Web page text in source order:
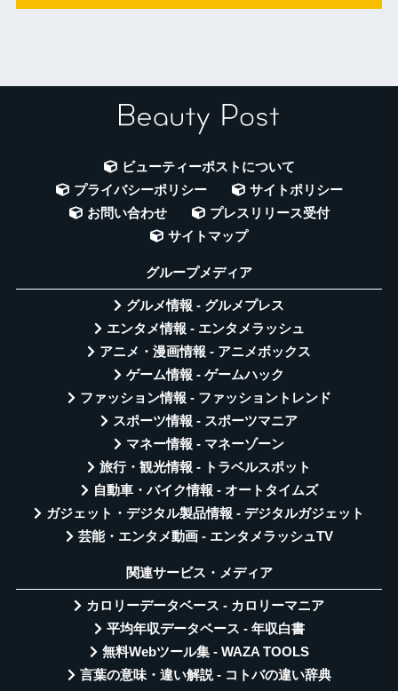
ビューティーポストについて
プライバシーポリシー
サイトポリシー
お問い合わせ
プレスリリース受付
サイトマップ
グループメディア
グルメ情報 - グルメプレス
エンタメ情報 - エンタメラッシュ
アニメ・漫画情報 - アニメボックス
ゲーム情報 - ゲームハック
ファッション情報 - ファッショントレンド
スポーツ情報 - スポーツマニア
マネー情報 - マネーゾーン
旅行・観光情報 - トラベルスポット
自動車・バイク情報 - オートタイムズ
ガジェット・デジタル製品情報 - デジタルガジェット
芸能・エンタメ動画 - エンタメラッシュTV
関連サービス・メディア
カロリーデータベース - カロリーマニア
平均年収データベース - 年収白書
無料Webツール集 - WAZA TOOLS
言葉の意味・違い解説 - コトバの違い辞典